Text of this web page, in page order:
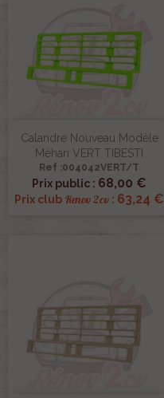
Calandre Nouveau Modèle
Méhari VERT TIBESTI
Ref :004042VERT/T
Prix public : 68,00 €
Prix club Renov 2cv : 63,24 €